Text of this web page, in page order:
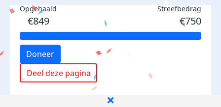
Opgehaald
€849
Streefbedrag
€750
Doneer
Deel deze pagina